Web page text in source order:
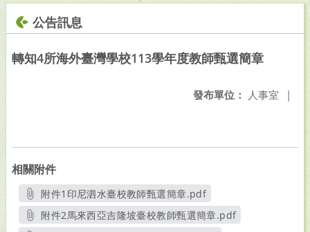
公告訊息
轉知4所海外臺灣學校113學年度教師甄選簡章
發布單位： 人事室 |
相關附件
附件1印尼泗水臺校教師甄選簡章.pdf
另開新視窗
附件2馬來西亞吉隆坡臺校教師甄選簡章.pdf
另開新視窗